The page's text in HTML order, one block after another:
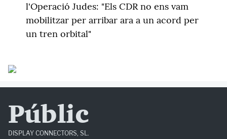
l'Operació Judes: "Els CDR no ens vam
mobilitzar per arribar ara a un acord per
un tren orbital"
Públic
DISPLAY CONNECTORS, SL.